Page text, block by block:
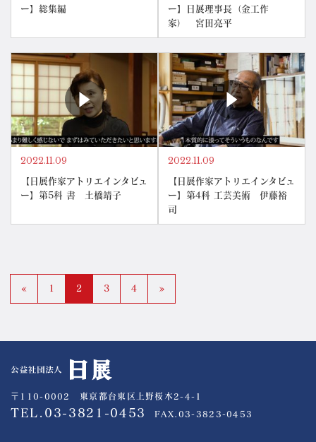
ー】総集編
ー】日展理事長（金工作
家） 宮田亮平
2022.11.09
【日展作家アトリエインタビュ
ー】第5科 書 土橋靖子
2022.11.09
【日展作家アトリエインタビュ
ー】第4科 工芸美術 伊藤裕
司
« 1 2 3 4 »
〒110-0002 東京都台東区上野桜木2-4-1
TEL.03-3821-0453 FAX.03-3823-0453